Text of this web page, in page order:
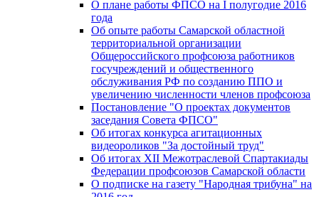
О плане работы ФПСО на I полугодие 2016
года
Об опыте работы Самарской областной
территориальной организации
Общероссийского профсоюза работников
госучреждений и общественного
обслуживания РФ по созданию ППО и
увеличению численности членов профсоюза
Постановление "О проектах документов
заседания Совета ФПСО"
Об итогах конкурса агитационных
видеороликов "За достойный труд"
Об итогах XII Межотраслевой Спартакиады
Федерации профсоюзов Самарской области
О подписке на газету "Народная трибуна" на